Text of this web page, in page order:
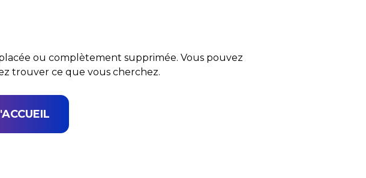
ou complètement supprimée. Vous pouvez
trouver ce que vous cherchez.